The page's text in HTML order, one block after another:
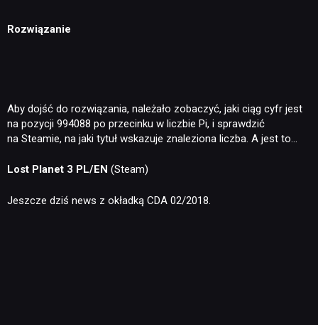
Rozwiązanie
Aby dojść do rozwiązania, należało zobaczyć, jaki ciąg cyfr jest
na pozycji 994088 po przecinku w liczbie Pi, i sprawdzić
na Steamie, na jaki tytuł wskazuje znaleziona liczba. A jest to…
Lost Planet 3 PL/EN (Steam)
Jeszcze dziś news z okładką CDA 02/2018.